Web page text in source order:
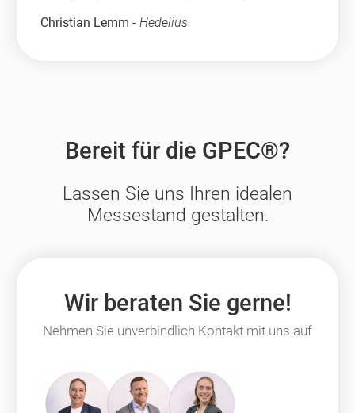
Christian Lemm - Hedelius
Bereit für die GPEC®?
Lassen Sie uns Ihren idealen
Messestand gestalten.
Wir beraten Sie gerne!
Nehmen Sie unverbindlich Kontakt mit uns auf